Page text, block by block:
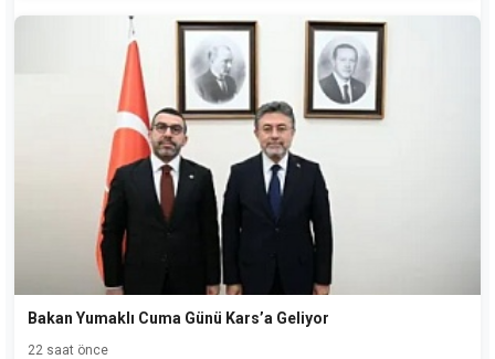
Bakan Yumaklı Cuma Günü Kars’a Geliyor
22 saat önce